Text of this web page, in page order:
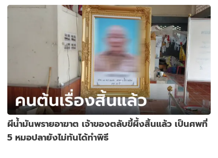
ผีน้ำมันพรายอาฆาต เจ้าของตลับขี้ผึ้งสิ้นแล้ว เป็นศพที่
5 หมอปลายังไม่ทันได้ทำพิธี